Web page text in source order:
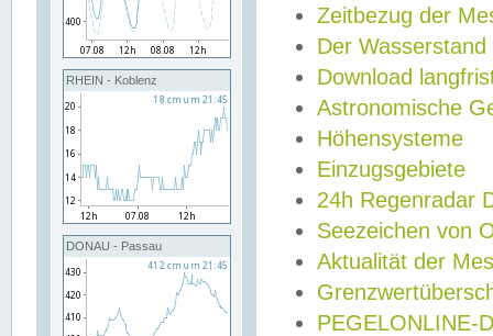
RHEIN - Koblenz
DONAU - Passau
Zeitbezug der
Der Wasserstand
Download
Astronomische
Höhensysteme
Einzugsgebiete
24h Regenradar
Seezeichen von
Aktualität der
PEGELONLINE-